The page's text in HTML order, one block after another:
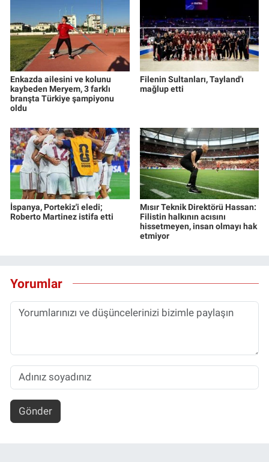
Enkazda ailesini ve kolunu
kaybeden Meryem, 3 farklı
branşta Türkiye şampiyonu
oldu
Filenin Sultanları, Tayland'ı
mağlup etti
İspanya, Portekiz'i eledi;
Roberto Martinez istifa etti
Mısır Teknik Direktörü Hassan:
Filistin halkının acısını
hissetmeyen, insan olmayı hak
etmiyor
Yorumlar
Gönder